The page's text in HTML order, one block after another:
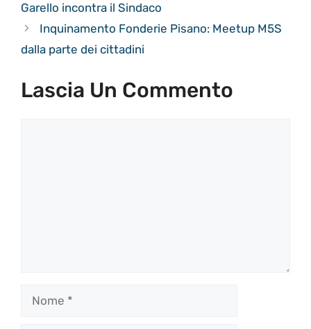
Garello incontra il Sindaco
Inquinamento Fonderie Pisano: Meetup M5S
dalla parte dei cittadini
Lascia Un Commento